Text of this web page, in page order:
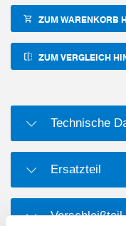
ZUM WARENKORB
ZUM VERGLEICH
Technische
Ersatzteil
Verschleißteil